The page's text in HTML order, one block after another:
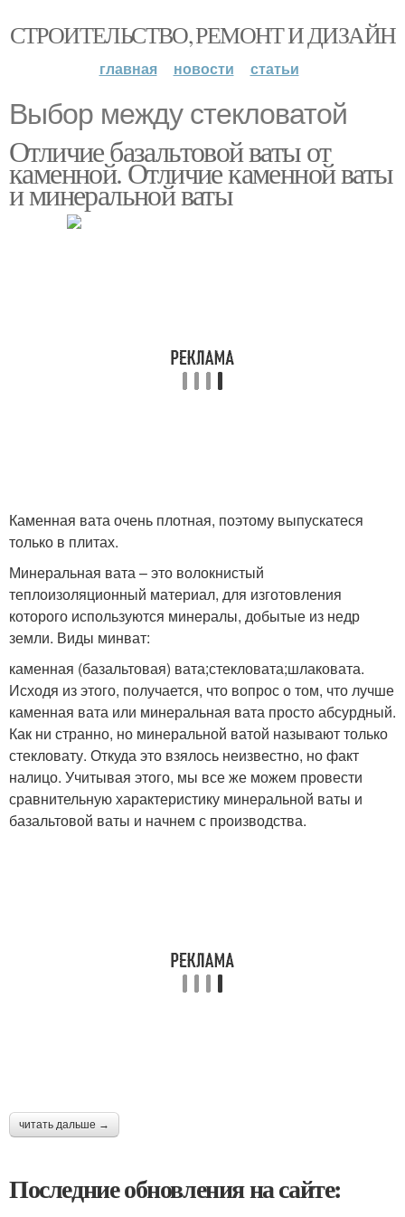
СТРОИТЕЛЬСТВО, РЕМОНТ И ДИЗАЙН
главная новости статьи
Выбор между стекловатой
Отличие базальтовой ваты от
каменной. Отличие каменной ваты
и минеральной ваты
Каменная вата очень плотная, поэтому выпускатеся
только в плитах.
Минеральная вата – это волокнистый
теплоизоляционный материал, для изготовления
которого используются минералы, добытые из недр
земли. Виды минват:
каменная (базальтовая) вата;стекловата;шлаковата.
Исходя из этого, получается, что вопрос о том, что лучше
каменная вата или минеральная вата просто абсурдный.
Как ни странно, но минеральной ватой называют только
стекловату. Откуда это взялось неизвестно, но факт
налицо. Учитывая этого, мы все же можем провести
сравнительную характеристику минеральной ваты и
базальтовой ваты и начнем с производства.
читать дальше →
Последние обновления на сайте: